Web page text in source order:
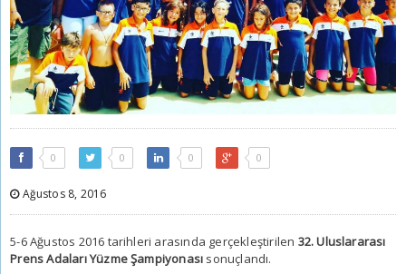
0 0 0 0
Ağustos 8, 2016
5-6 Ağustos 2016 tarihleri arasında gerçekleştirilen 32. Uluslararası
Prens Adaları Yüzme Şampiyonası sonuçlandı.